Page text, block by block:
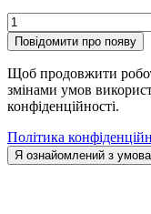
Повідомити про появу
Щоб продовжити
змінами умов
конфіденційності.
Політика
Я ознайомлений з